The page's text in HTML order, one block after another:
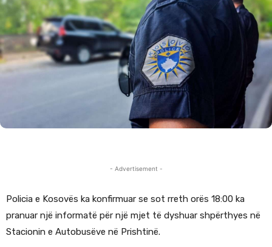
- Advertisement -
Policia e Kosovës ka konfirmuar se sot rreth orës 18:00 ka
pranuar një informatë për një mjet të dyshuar shpërthyes në
Stacionin e Autobusëve në Prishtinë.